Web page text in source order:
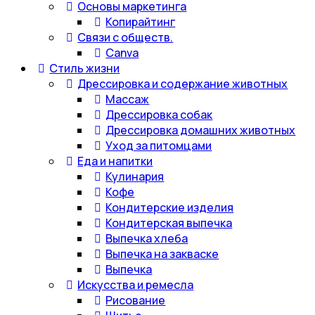
Основы маркетинга
Копирайтинг
Связи с обществ.
Canva
Стиль жизни
Дрессировка и содержание животных
Массаж
Дрессировка собак
Дрессировка домашних животных
Уход за питомцами
Еда и напитки
Кулинария
Кофе
Кондитерские изделия
Кондитерская выпечка
Выпечка хлеба
Выпечка на закваске
Выпечка
Искусства и ремесла
Рисование